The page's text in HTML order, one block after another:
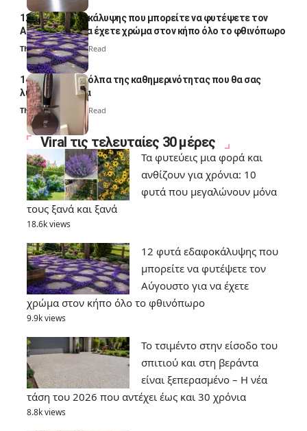
12 φυτά εδαφοκάλυψης που μπορείτε να φυτέψετε τον
Αύγουστο για να έχετε χρώμα στον κήπο όλο το φθινόπωρο
Thali Ombre7 Min Read
14 πανέξυπνα κόλπα της καθημερινότητας που θα σας
λύσουν τα χέρια
Thali Ombre 6 Min Read
Viral τις τελευταίες 30 μέρες
Τα φυτεύεις μια φορά και
ανθίζουν για χρόνια: 10
φυτά που μεγαλώνουν μόνα
τους ξανά και ξανά
18.6k views
12 φυτά εδαφοκάλυψης που
μπορείτε να φυτέψετε τον
Αύγουστο για να έχετε
χρώμα στον κήπο όλο το φθινόπωρο
9.9k views
Το τσιμέντο στην είσοδο του
σπιτιού και στη βεράντα
είναι ξεπερασμένο – Η νέα
τάση του 2026 που αντέχει έως και 30 χρόνια
8.8k views